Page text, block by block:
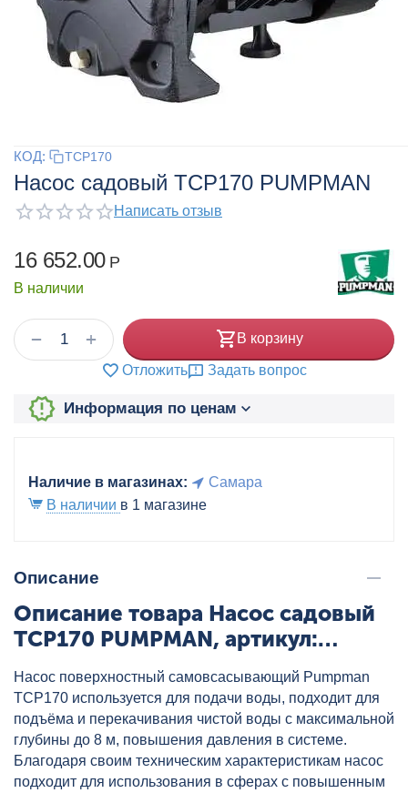
КОД: TCP170
Насос садовый TCP170 PUMPMAN
Написать отзыв
16 652.00 Р
В наличии
+
− В корзину
Отложить Задать вопрос
Информация по ценам
Наличие в магазинах:
Самара
В наличии в 1 магазине
Описание
Описание товара Насос садовый
TCP170 PUMPMAN, артикул:
Насос поверхностный самовсасывающий Pumpman
TCP170 используется для подачи воды, подходит для
подъёма и перекачивания чистой воды с максимальной
глубины до 8 м, повышения давления в системе.
Благодаря своим техническим характеристикам насос
подходит для использования в сферах с повышенным